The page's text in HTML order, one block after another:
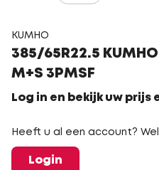
KUMHO
385/65R22.5 KUMHO
M+S 3PMSF
Log in en bekijk uw prijs
Heeft u al een account?
Login